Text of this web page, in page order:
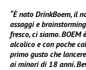
“È nato DrinkBoem, il
assaggi e
fresco, ci siamo.
alcolico e con poche
primo gusto che
ai minori di 18 anni.